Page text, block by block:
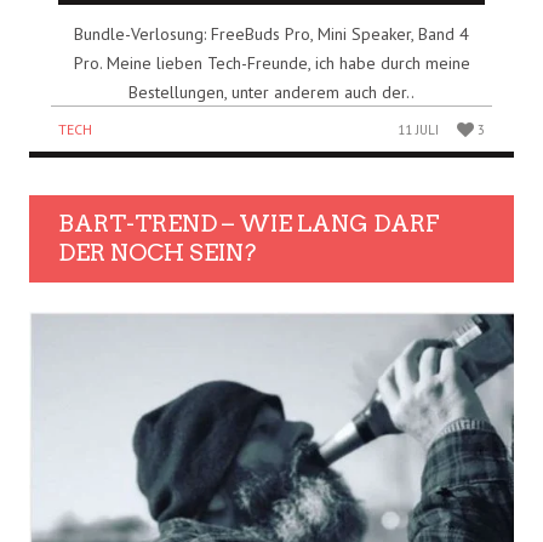
Bundle-Verlosung: FreeBuds Pro, Mini Speaker, Band 4
Pro. Meine lieben Tech-Freunde, ich habe durch meine
Bestellungen, unter anderem auch der..
TECH 11 JULI 3
BART-TREND – WIE LANG DARF
DER NOCH SEIN?